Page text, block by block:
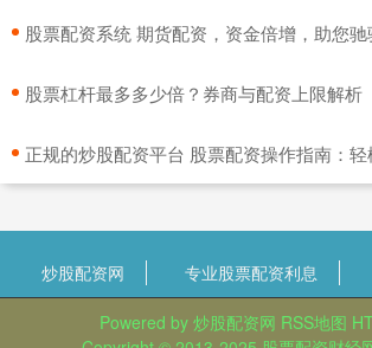
股票配资系统 期货配资，资金倍增，助您驰
​股票杠杆最多多少倍？券商与配资上限解析
正规的炒股配资平台 股票配资操作指南：
炒股配资网 专业股票配资利息
Powered by 炒股配资网 RSS地图